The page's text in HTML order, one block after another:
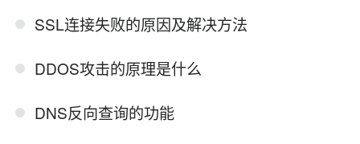
SSL连接失败的原因及解决方法
DDOS攻击的原理是什么
DNS反向查询的功能